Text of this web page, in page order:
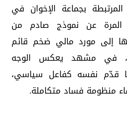
بجماعة الإخوان في
عن نموذج صادم من
إلى مورد مالي ضخم قائم
في مشهد يعكس الوجه
قدّم نفسه كفاعل سياسي،
منظومة فساد متكاملة.